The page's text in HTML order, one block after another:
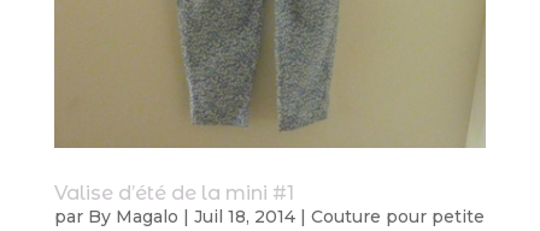
Valise d’été de la mini #1
par By Magalo | Juil 18, 2014| Couture pour petite